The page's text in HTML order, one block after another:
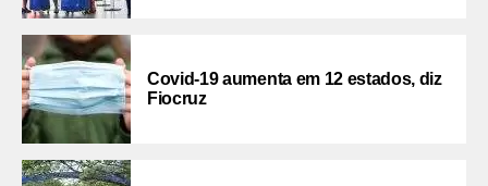
Covid-19 aumenta em 12 estados, diz
Fiocruz